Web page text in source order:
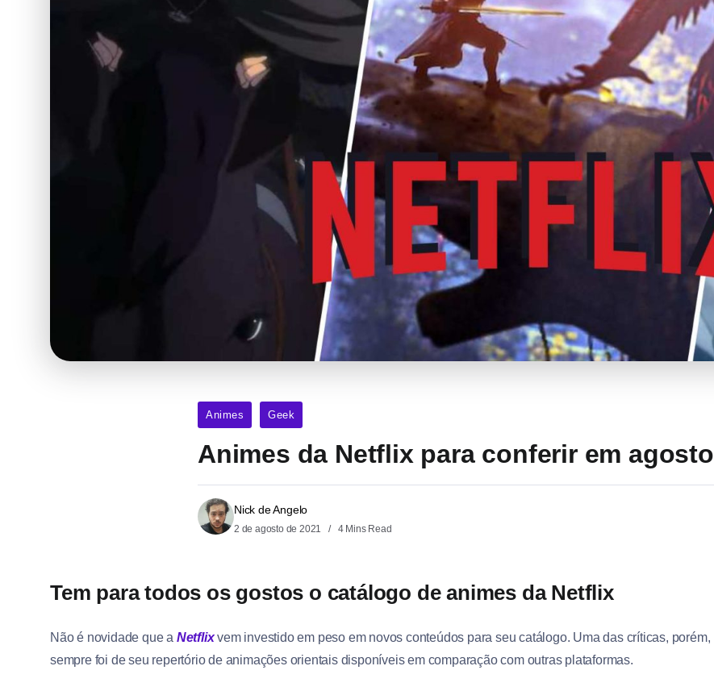
Animes Geek
Animes da Netflix para conferir em agosto
Nick de Angelo
2 de agosto de 2021 4 Mins Read
Tem para todos os gostos o catálogo de animes da Netflix
Não é novidade que a Netflixvem investido em peso em novos conteúdos para seu catálogo. Uma das críticas, porém,
sempre foi de seu repertório de animações orientais disponíveis em comparação com outras plataformas.